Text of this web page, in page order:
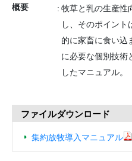
概要
牧草と乳の生産性
し、そのポイント
的に家畜に食い込
に必要な個別技術
したマニュアル。
ファイルダウンロード
集約放牧導入マニュアル